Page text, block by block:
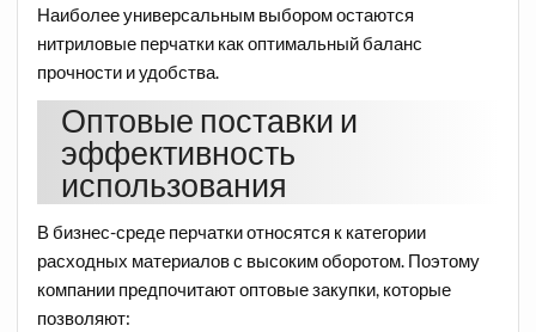
Наиболее универсальным выбором остаются
нитриловые перчатки как оптимальный баланс
прочности и удобства.
Оптовые поставки и
эффективность
использования
В бизнес-среде перчатки относятся к категории
расходных материалов с высоким оборотом. Поэтому
компании предпочитают оптовые закупки, которые
позволяют: